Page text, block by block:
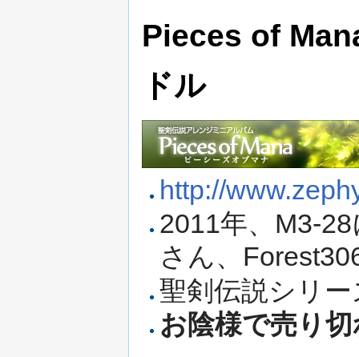
Pieces of
ドル
http://
2011年、M3-
さん、
聖剣伝説シリ
お陰様で売り